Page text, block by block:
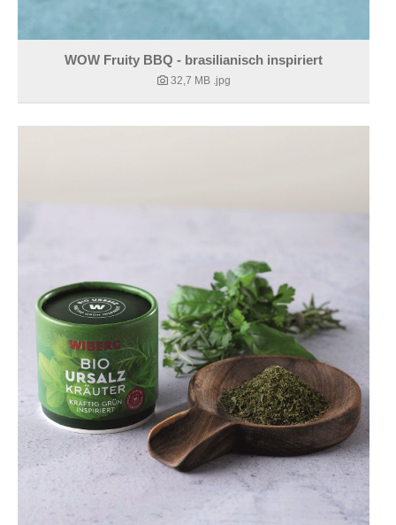
WOW Fruity BBQ - brasilianisch inspiriert
32,7 MB .jpg